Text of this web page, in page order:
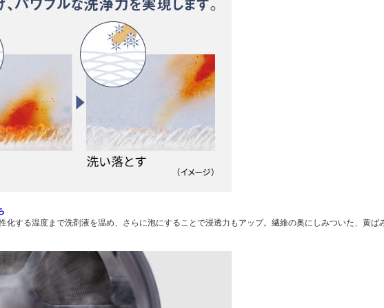
化する温度まで洗剤液を温め、さらに泡にすることで浸透力もアップ。繊維の奥にしみついた、黄ば